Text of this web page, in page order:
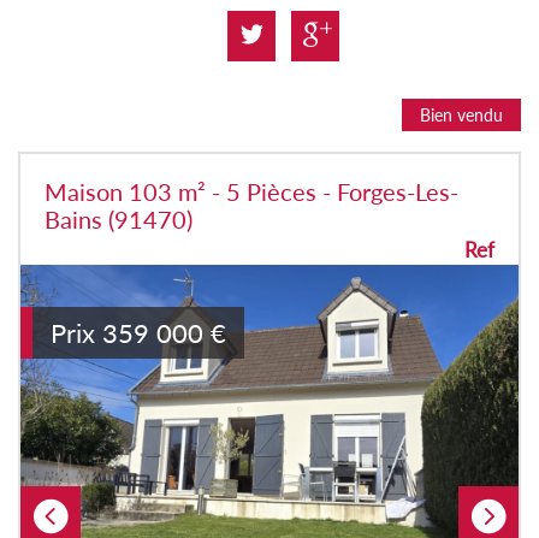
Bien vendu
Maison 103 m² - 5 Pièces - Forges-Les-
Bains (91470)
Ref
Prix 359 000 €